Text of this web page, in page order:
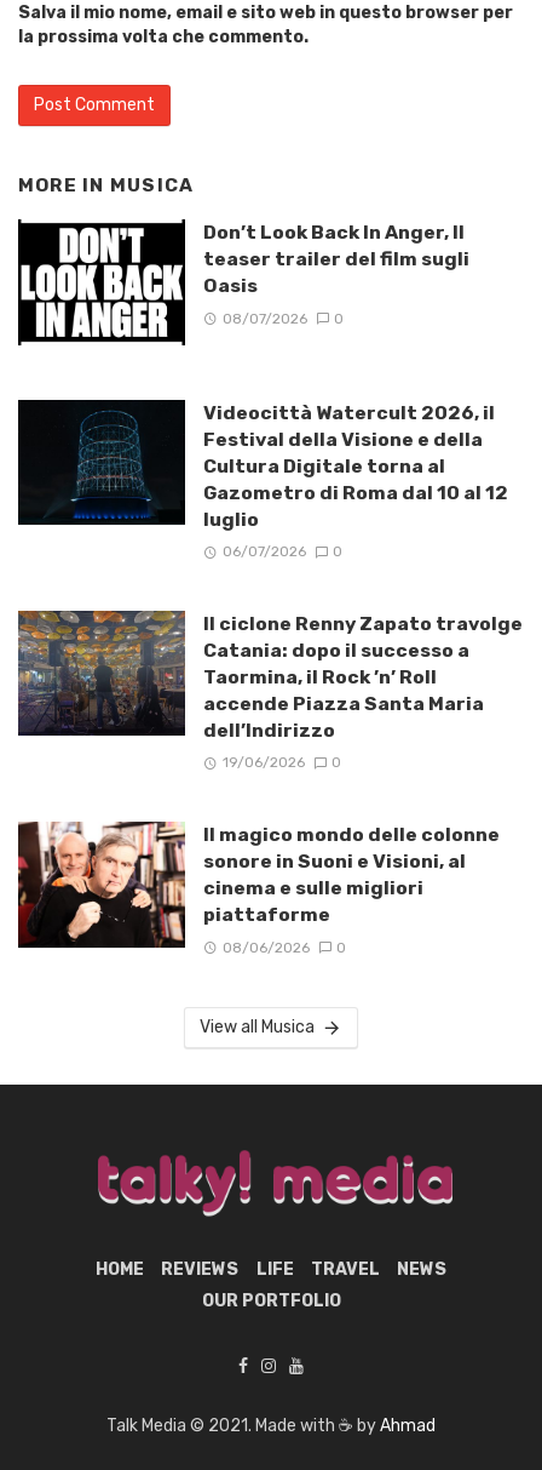
Salva il mio nome, email e sito web in questo browser per
la prossima volta che commento.
MORE IN MUSICA
Don’t Look Back In Anger, Il
teaser trailer del film sugli
Oasis
08/07/2026 0
Videocittà Watercult 2026, il
Festival della Visione e della
Cultura Digitale torna al
Gazometro di Roma dal 10 al 12
luglio
06/07/2026 0
Il ciclone Renny Zapato travolge
Catania: dopo il successo a
Taormina, il Rock ’n’ Roll
accende Piazza Santa Maria
dell’Indirizzo
19/06/2026 0
Il magico mondo delle colonne
sonore in Suoni e Visioni, al
cinema e sulle migliori
piattaforme
08/06/2026 0
View all Musica
HOME REVIEWS LIFE TRAVEL
NEWS
OUR PORTFOLIO
Talk Media © 2021. Made with ☕ byAhmad